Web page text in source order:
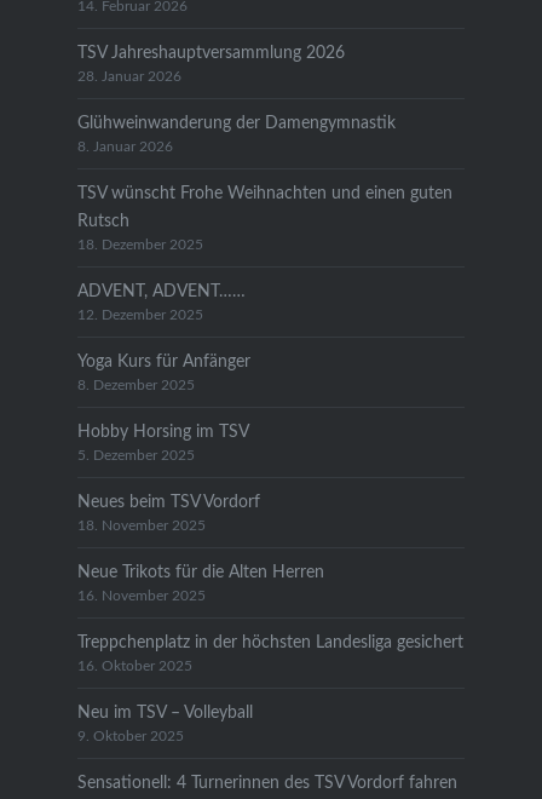
14. Februar 2026
TSV Jahreshauptversammlung 2026
28. Januar 2026
Glühweinwanderung der Damengymnastik
8. Januar 2026
TSV wünscht Frohe Weihnachten und einen guten
Rutsch
18. Dezember 2025
ADVENT, ADVENT……
12. Dezember 2025
Yoga Kurs für Anfänger
8. Dezember 2025
Hobby Horsing im TSV
5. Dezember 2025
Neues beim TSV Vordorf
18. November 2025
Neue Trikots für die Alten Herren
16. November 2025
Treppchenplatz in der höchsten Landesliga gesichert
16. Oktober 2025
Neu im TSV – Volleyball
9. Oktober 2025
Sensationell: 4 Turnerinnen des TSV Vordorf fahren